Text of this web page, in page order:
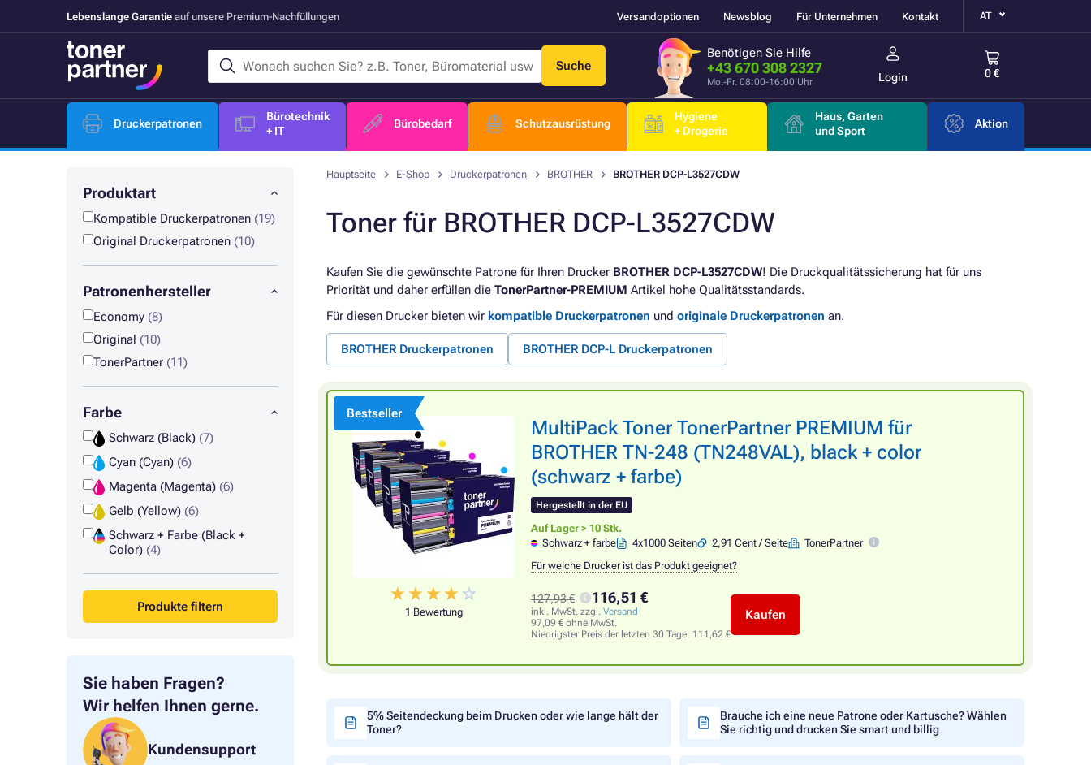
Lebenslange Garantie auf unsere Premium-Nachfüllungen Versandoptionen Newsblog Für Unternehmen Kontakt AT
Suche
Benötigen Sie Hilfe
+43 670 308 2327
Mo.-Fr. 08:00-16:00 Uhr Login 0 €
Druckerpatronen
Bürotechnik
+ IT
Bürobedarf Schutzausrüstung
Hygiene
+ Drogerie
Haus, Garten
und Sport
Aktion
Produktart
Kompatible Druckerpatronen (19)
Original Druckerpatronen (10)
Patronenhersteller
Economy (8)
Original (10)
TonerPartner (11)
Farbe
Schwarz (Black) (7)
Cyan (Cyan) (6)
Magenta (Magenta) (6)
Gelb (Yellow) (6)
Schwarz + Farbe (Black +
Color) (4)
Produkte filtern
Sie haben Fragen?
Wir helfen Ihnen gerne.
Kundensupport
Hauptseite E-Shop Druckerpatronen BROTHER BROTHER DCP-L3527CDW
Toner für BROTHER DCP-L3527CDW
Kaufen Sie die gewünschte Patrone für Ihren Drucker BROTHER DCP-L3527CDW! Die Druckqualitätssicherung hat für uns
Priorität und daher erfüllen die TonerPartner-PREMIUM Artikel hohe Qualitätsstandards.
Für diesen Drucker bieten wir kompatible Druckerpatronen und originale Druckerpatronen an.
BROTHER Druckerpatronen BROTHER DCP-L Druckerpatronen
Bestseller
1 Bewertung
MultiPack Toner TonerPartner PREMIUM für
BROTHER TN-248 (TN248VAL), black + color
(schwarz + farbe)
Hergestellt in der EU
Auf Lager > 10 Stk.
Schwarz + farbe
4x1000 Seiten 2,91 Cent / Seite
TonerPartner
Für welche Drucker ist das Produkt geeignet?
127,93 € 116,51 €
inkl. MwSt. zzgl. Versand
97,09 € ohne MwSt.
Niedrigster Preis der letzten 30 Tage: 111,62 €
Kaufen
5% Seitendeckung beim Drucken oder wie lange hält der
Toner?
Brauche ich eine neue Patrone oder Kartusche? Wählen
Sie richtig und drucken Sie smart und billig